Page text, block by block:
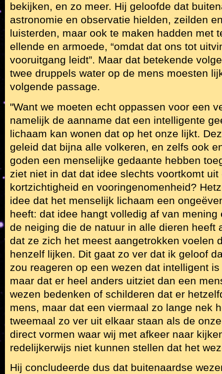
bekijken, en zo meer. Hij geloofde dat
astronomie en observatie hielden, zeilden
luisterden, maar ook te maken hadden met
ellende en armoede, “omdat dat ons tot
vooruitgang leidt”. Maar dat betekende
twee druppels water op de mens moesten
volgende passage.
"Want we moeten echt oppassen voor een
namelijk de aanname dat een intelligente
lichaam kan wonen dat op het onze lijkt.
geleid dat bijna alle volkeren, en zelfs ook
goden een menselijke gedaante hebben
ziet niet in dat dat idee slechts voortkomt
kortzichtigheid en vooringenomenheid?
idee dat het menselijk lichaam een
heeft: dat idee hangt volledig af van mening
de neiging die de natuur in alle dieren heeft
dat ze zich het meest aangetrokken voelen
henzelf lijken. Dit gaat zo ver dat ik geloof
zou reageren op een wezen dat intelligent
maar dat er heel anders uitziet dan een
wezen bedenken of schilderen dat er
mens, maar dat een viermaal zo lange nek
tweemaal zo ver uit elkaar staan als de
direct vormen waar wij met afkeer naar
redelijkerwijs niet kunnen stellen dat het
Hij concludeerde dus dat buitenaardse